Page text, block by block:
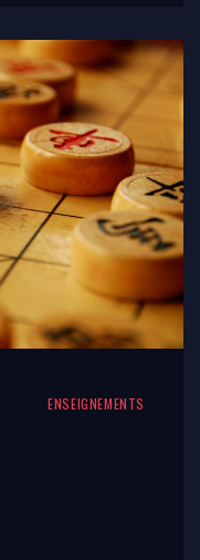
ENSEIGNEMENTS